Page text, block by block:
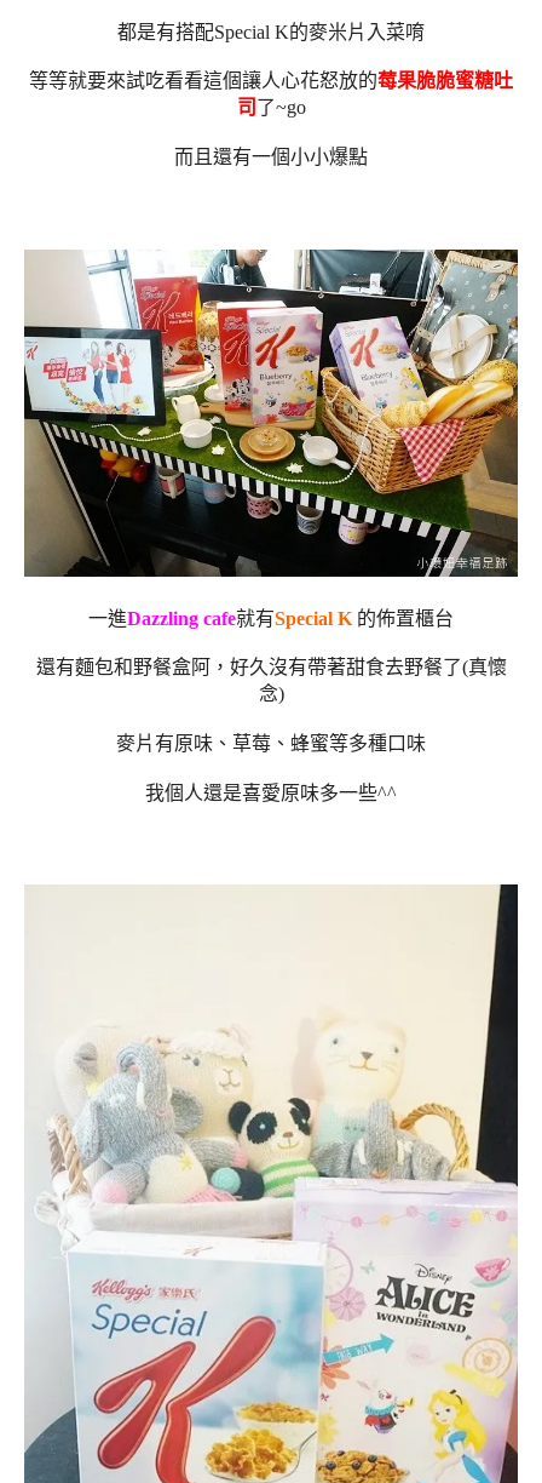
都是有搭配Special K的麥米片入菜唷
等等就要來試吃看看這個讓人心花怒放的莓果脆脆蜜糖吐
司 了~go
而且還有一個小小爆點
一進Dazzling cafe就有Special K 的佈置櫃台
還有麵包和野餐盒阿，好久沒有帶著甜食去野餐了(真懷
念)
麥片有原味、草莓、蜂蜜等多種口味
我個人還是喜愛原味多一些^^